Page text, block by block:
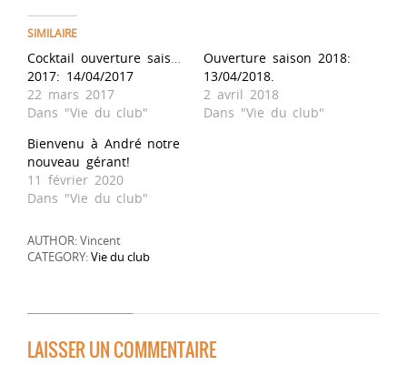
SIMILAIRE
Cocktail ouverture saison
2017: 14/04/2017
22 mars 2017
Dans "Vie du club"
Ouverture saison 2018:
13/04/2018.
2 avril 2018
Dans "Vie du club"
Bienvenu à André notre
nouveau gérant!
11 février 2020
Dans "Vie du club"
AUTHOR: Vincent
CATEGORY:Vie du club
LAISSER UN COMMENTAIRE